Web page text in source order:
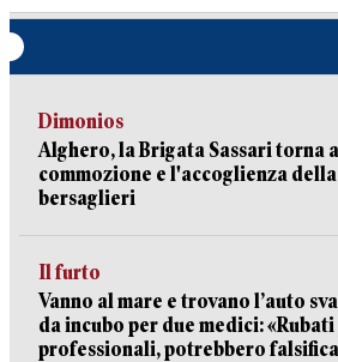
Dimonios
Alghero, la Brigata Sassari torna
commozione e l'accoglienza
bersaglieri
Il furto
Vanno al mare e trovano l’auto
da incubo per due medici:
professionali, potrebbero